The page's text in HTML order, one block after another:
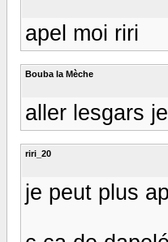
apel moi riri
Bouba la Mèche
aller lesgars
riri_20
je peut plus